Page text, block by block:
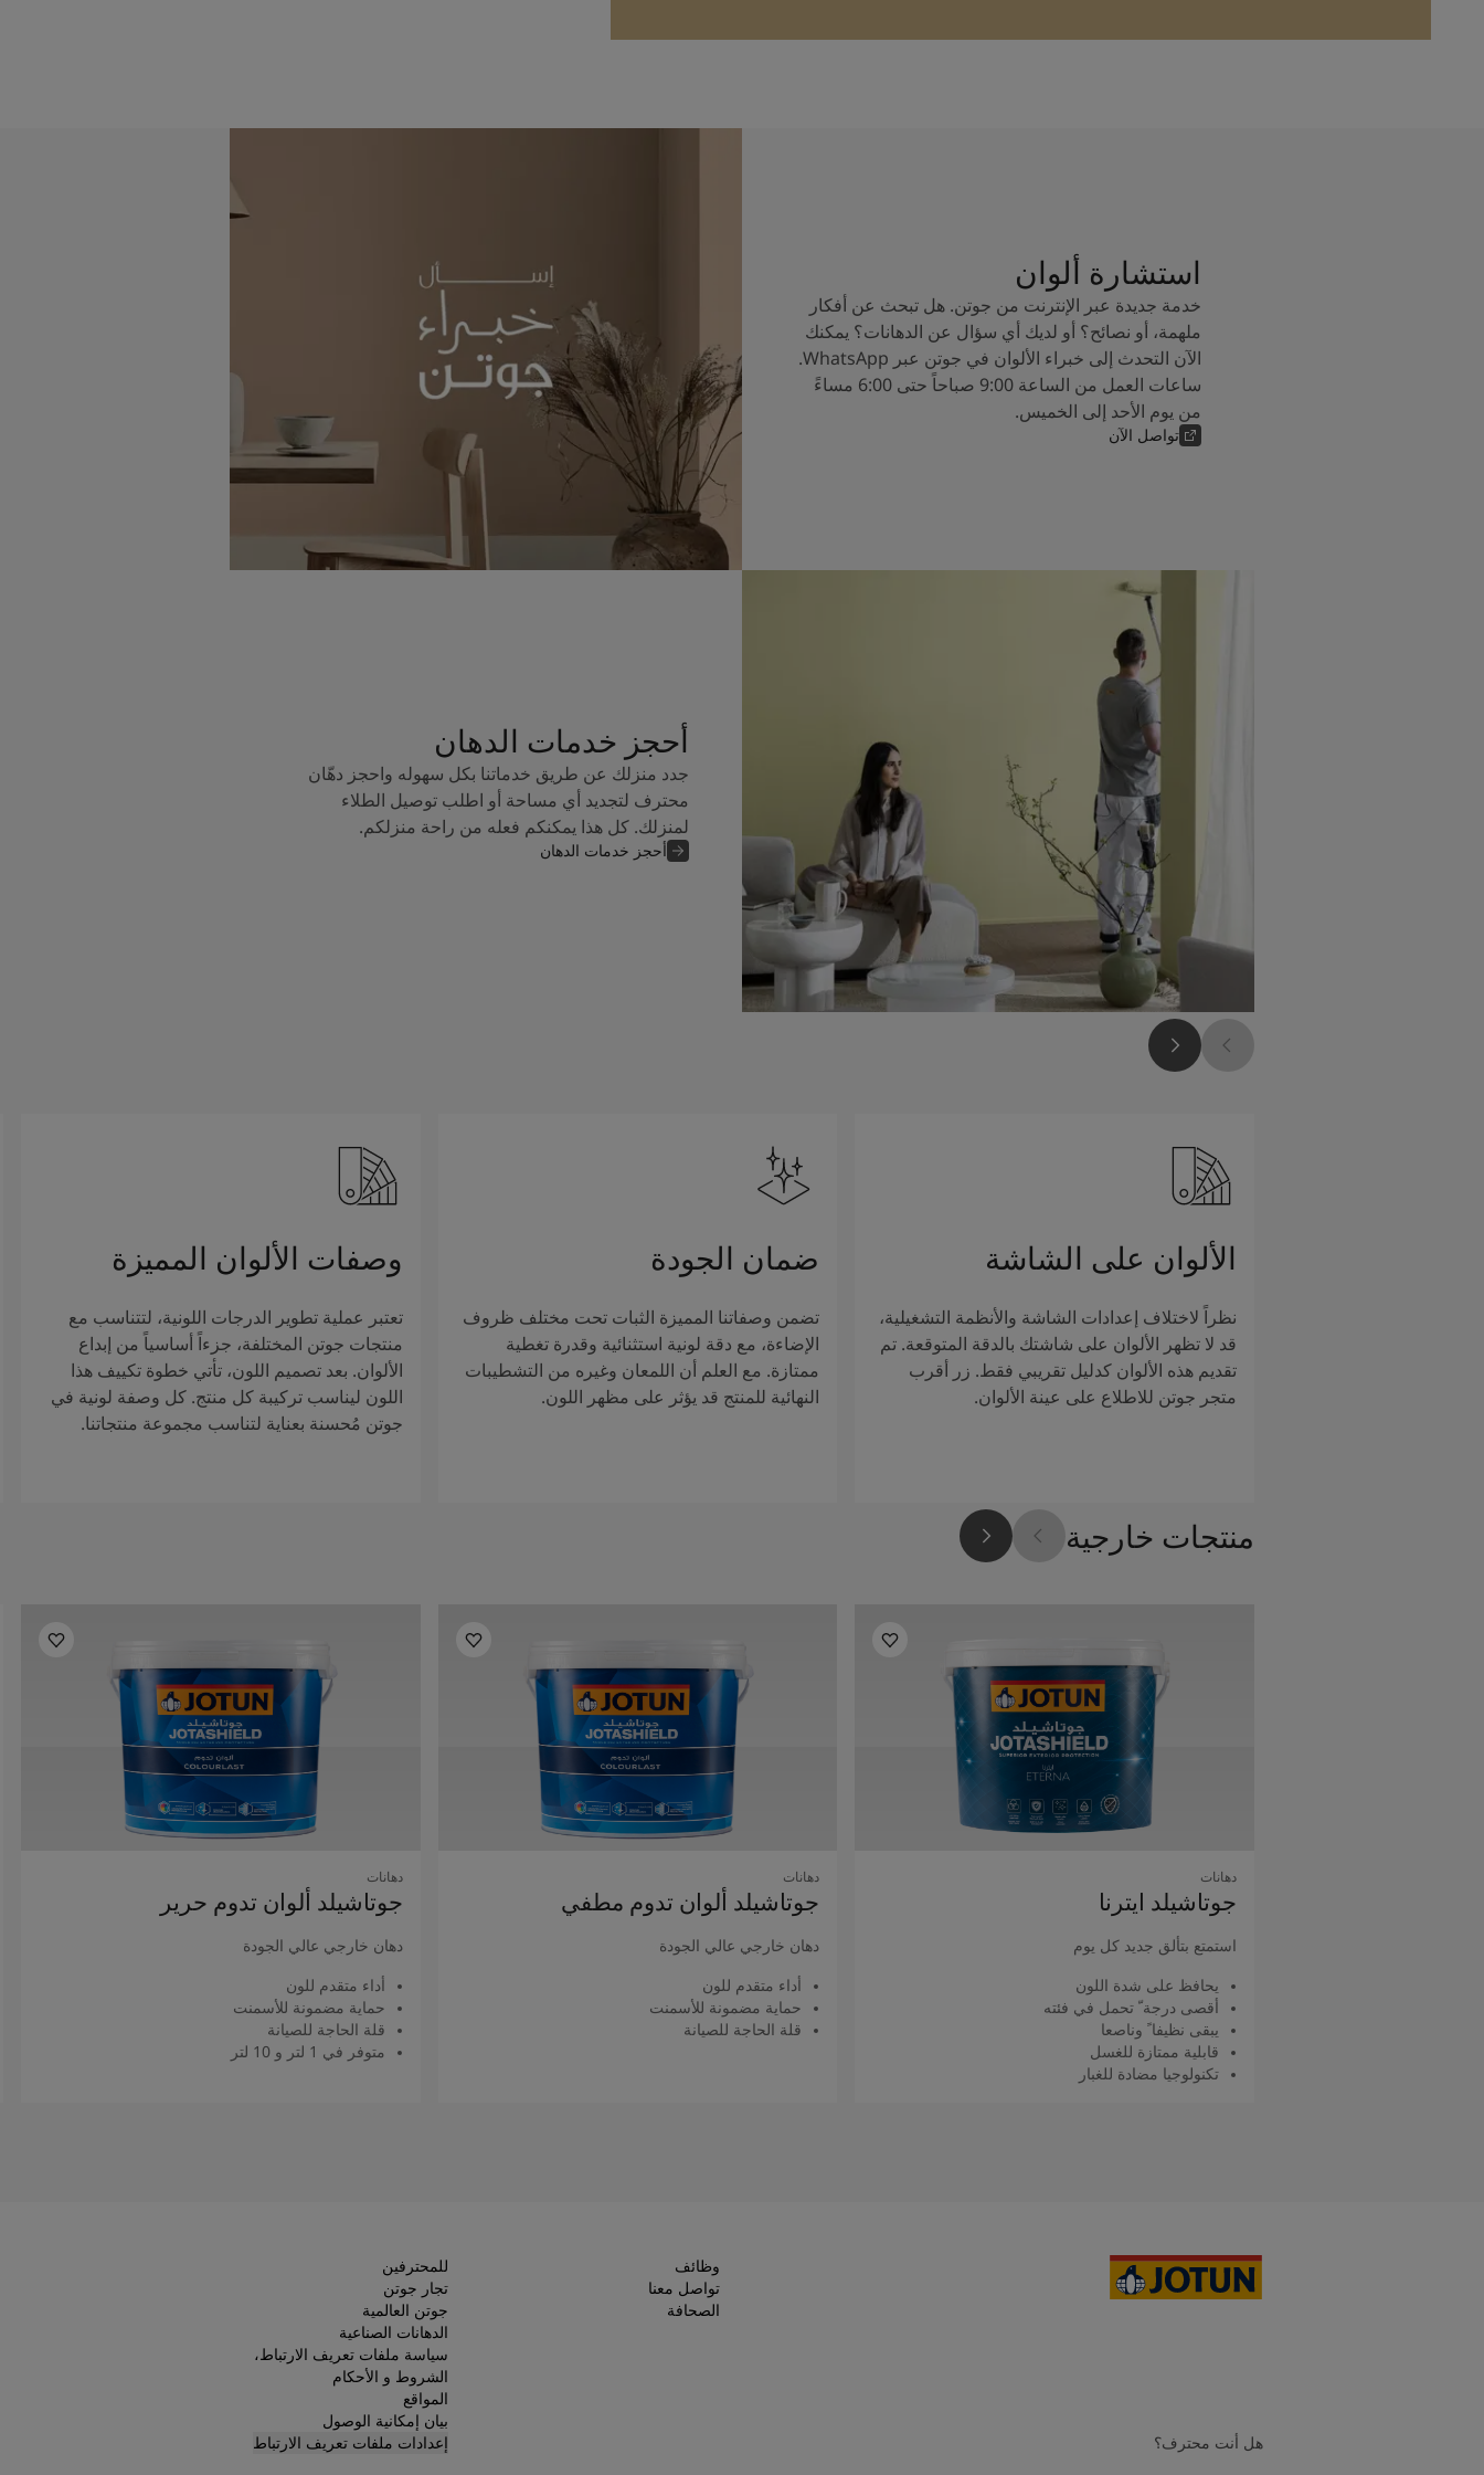
استشارة ألوان
خدمة جديدة عبر الإنترنت من جوتن. هل تبحث عن أفكار
ملهمة، أو نصائح؟ أو لديك أي سؤال عن الدهانات؟ يمكنك
الآن التحدث إلى خبراء الألوان في جوتن عبر WhatsApp.
ساعات العمل من الساعة 9:00 صباحاً حتى 6:00 مساءً
من يوم الأحد إلى الخميس.
تواصل الآن
أحجز خدمات الدهان
جدد منزلك عن طريق خدماتنا بكل سهوله واحجز دهّان
محترف لتجديد أي مساحة أو اطلب توصيل الطلاء
لمنزلك. كل هذا يمكنكم فعله من راحة منزلكم.
أحجز خدمات الدهان
الألوان على الشاشة
نظراً لاختلاف إعدادات الشاشة والأنظمة التشغيلية،
قد لا تظهر الألوان على شاشتك بالدقة المتوقعة. تم
تقديم هذه الألوان كدليل تقريبي فقط. زر أقرب
متجر جوتن للاطلاع على عينة الألوان.
ضمان الجودة
تضمن وصفاتنا المميزة الثبات تحت مختلف ظروف
الإضاءة، مع دقة لونية استثنائية وقدرة تغطية
ممتازة. مع العلم أن اللمعان وغيره من التشطيبات
النهائية للمنتج قد يؤثر على مظهر اللون.
وصفات الألوان المميزة
تعتبر عملية تطوير الدرجات اللونية، لتتناسب مع
منتجات جوتن المختلفة، جزءاً أساسياً من إبداع
الألوان. بعد تصميم اللون، تأتي خطوة تكييف هذا
اللون ليناسب تركيبة كل منتج. كل وصفة لونية في
جوتن مُحسنة بعناية لتناسب مجموعة منتجاتنا.
منتجات خارجية
دهانات
جوتاشيلد اﻳﺘﺮﻧﺎ
استمتع بتألق جديد كل يوم
يحافظ على شدة اللون
أقصى درجة ّ تحمل في فئته
يبقى نظيفا ً وناصعا
قابلية ممتازة للغسل
تكنولوجيا مضادة للغبار
دهانات
جوتاشيلد ألوان تدوم مطفي
دهان خارجي عالي الجودة
أداء متقدم للون
حماية مضمونة للأسمنت
قلة الحاجة للصيانة
دهانات
جوتاشيلد ألوان تدوم حرير
دهان خارجي عالي الجودة
أداء متقدم للون
حماية مضمونة للأسمنت
قلة الحاجة للصيانة
متوفر في 1 لتر و 10 لتر
هل أنت محترف؟
وظائف
تواصل معنا
الصحافة
للمحترفين
تجار جوتن
جوتن العالمية
الدهانات الصناعية
سياسة ملفات تعريف الارتباط،
الشروط و الأحكام
المواقع
بيان إمكانية الوصول
إعدادات ملفات تعريف الارتباط